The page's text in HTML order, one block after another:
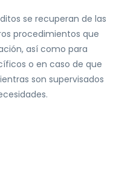
se recuperan de las
procedimientos que
así como para
o en caso de que
son supervisados